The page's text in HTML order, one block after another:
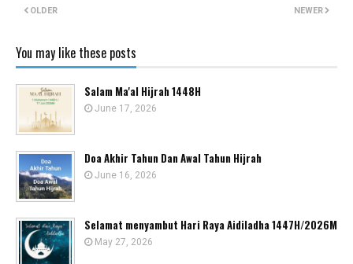
NEWER
OLDER
You may like these posts
Salam Ma'al Hijrah 1448H
June 17, 2026
Doa Akhir Tahun Dan Awal Tahun Hijrah
June 16, 2026
Selamat menyambut Hari Raya Aidiladha 1447H/2026M
May 27, 2026